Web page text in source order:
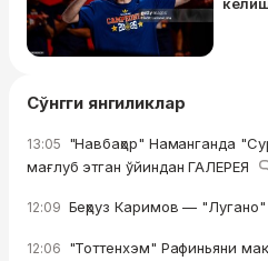
Сўнгги янгиликлар
13:05 "Навбаҳор" Наманганда
мағлуб этган ўйиндан ГАЛЕРЕЯ
12:09 Беҳруз Каримов —
12:06 "Тоттенхэм" Рафиньяни